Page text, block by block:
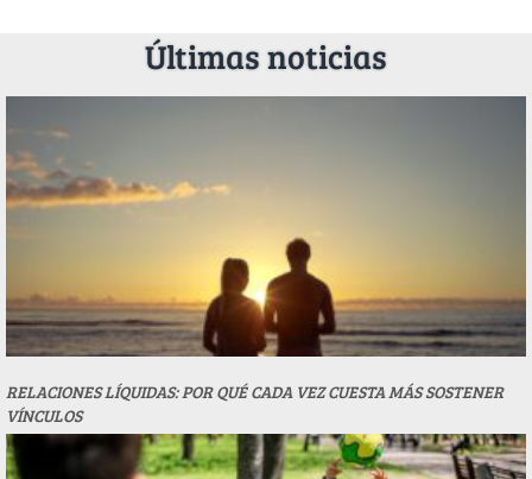
Últimas noticias
RELACIONES LÍQUIDAS: POR QUÉ CADA VEZ CUESTA MÁS SOSTENER
VÍNCULOS